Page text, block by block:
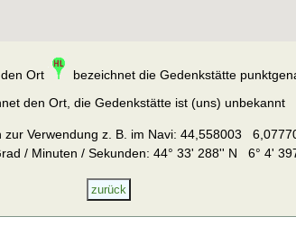
Ort
bezeichnet die Gedenkstätte
den Ort, die Gedenkstätte ist (uns) unbekannt
zur Verwendung z. B. im Navi: 44,558003
/ Minuten / Sekunden: 44° 33' 288'' N 6° 4'